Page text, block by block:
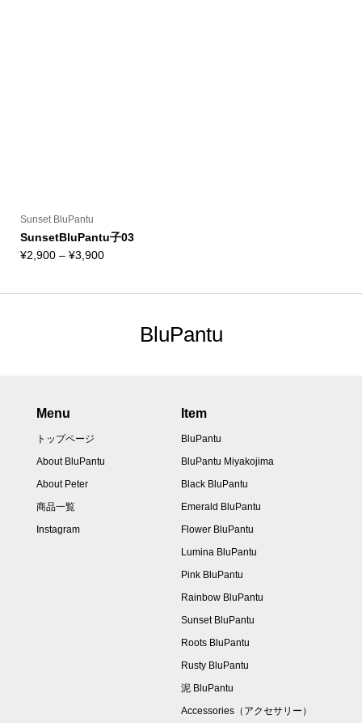
Sunset BluPantu
SunsetBluPantu子03
¥2,900 – ¥3,900価
BluPantu
Menu
トップページ
About BluPantu
About Peter
商品一覧
Instagram
Item
BluPantu
BluPantu Miyakojima
Black BluPantu
Emerald BluPantu
Flower BluPantu
Lumina BluPantu
Pink BluPantu
Rainbow BluPantu
Sunset BluPantu
Roots BluPantu
Rusty BluPantu
泥 BluPantu
Accessories（アクセサリー）